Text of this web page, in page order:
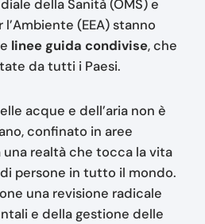
della Sanità (OMS) e
l’Ambiente (EEA) stanno
linee guida condivise, che
da tutti i Paesi.
acque e dell’aria non è
confinato in aree
realtà che tocca la vita
persone in tutto il mondo.
una revisione radicale
e della gestione delle